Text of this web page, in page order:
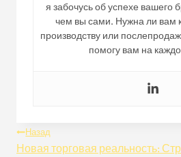
я забочусь об успехе вашего
чем вы сами. Нужна ли вам
производству или
помогу вам на
Навигация
Назад
Новая торговая реальность: